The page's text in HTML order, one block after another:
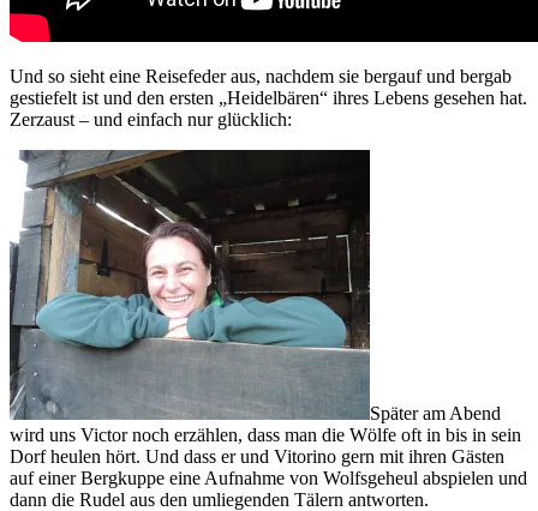
Und so sieht eine Reisefeder aus, nachdem sie bergauf und bergab
gestiefelt ist und den ersten „Heidelbären“ ihres Lebens gesehen hat.
Zerzaust – und einfach nur glücklich:
Später am Abend
wird uns Victor noch erzählen, dass man die Wölfe oft in bis in sein
Dorf heulen hört. Und dass er und Vitorino gern mit ihren Gästen
auf einer Bergkuppe eine Aufnahme von Wolfsgeheul abspielen und
dann die Rudel aus den umliegenden Tälern antworten.